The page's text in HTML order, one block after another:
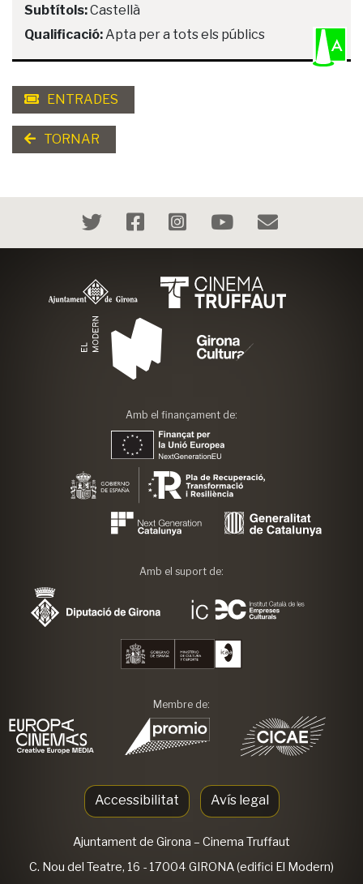
Subtítols:Castellà
Qualificació: Apta per a tots els públics
ENTRADES
TORNAR
Amb el finançament de:
Amb el suport de:
Membre de:
Accessibilitat Avís legal
Ajuntament de Girona – Cinema Truffaut
C. Nou del Teatre, 16 - 17004 GIRONA (edifici El Modern)